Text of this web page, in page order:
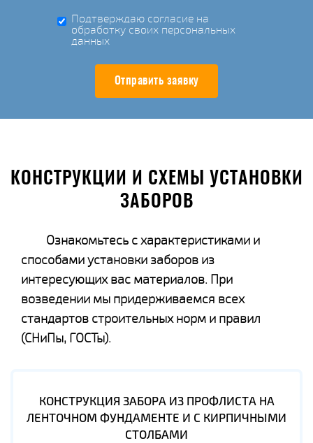
Подтверждаю согласие на
обработку своих персональных
данных
Отправить заявку
КОНСТРУКЦИИ И СХЕМЫ УСТАНОВКИ
ЗАБОРОВ
Ознакомьтесь с характеристиками и
способами установки заборов из
интересующих вас материалов. При
возведении мы придерживаемся всех
стандартов строительных норм и правил
(СНиПы, ГОСТы).
КОНСТРУКЦИЯ ЗАБОРА ИЗ ПРОФЛИСТА НА
ЛЕНТОЧНОМ ФУНДАМЕНТЕ И С КИРПИЧНЫМИ
СТОЛБАМИ